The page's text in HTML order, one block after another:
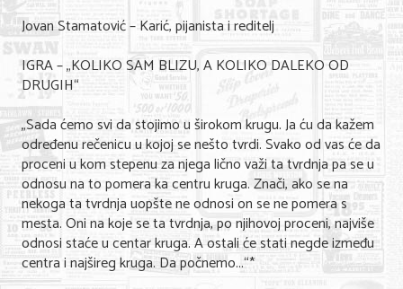
Jovan Stamatović – Karić, pijanista i reditelj
IGRA – „KOLIKO SAM BLIZU, A KOLIKO DALEKO OD
DRUGIH“
„Sada ćemo svi da stojimo u širokom krugu. Ja ću da kažem
određenu rečenicu u kojoj se nešto tvrdi. Svako od vas će da
proceni u kom stepenu za njega lično važi ta tvrdnja pa se u
odnosu na to pomera ka centru kruga. Znači, ako se na
nekoga ta tvrdnja uopšte ne odnosi on se ne pomera s
mesta. Oni na koje se ta tvrdnja, po njihovoj proceni, najviše
odnosi staće u centar kruga. A ostali će stati negde između
centra i najšireg kruga. Da počnemo...“*